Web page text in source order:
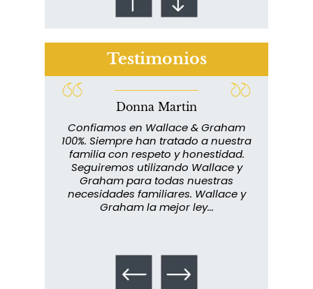
¿Mesotelioma?
Testimonios
Donna Martin
Confiamos en Wallace & Graham
100%. Siempre han tratado a nuestra
familia con respeto y honestidad.
Seguiremos utilizando Wallace y
Graham para todas nuestras
necesidades familiares. Wallace y
Graham la mejor ley...